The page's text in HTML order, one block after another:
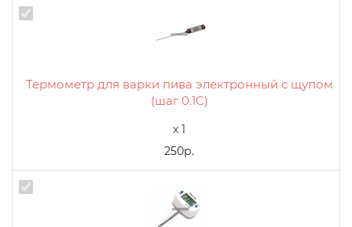
Термометр для варки пива электронный с щупом
(шаг 0.1C)
x 1
250р.